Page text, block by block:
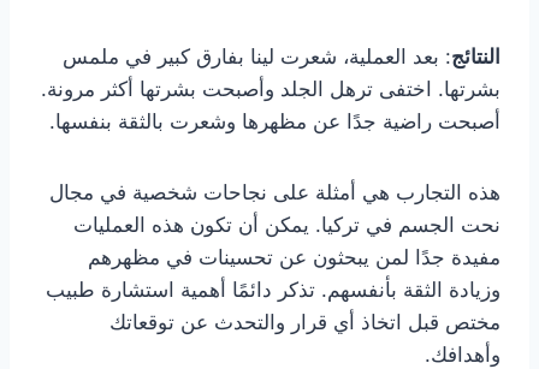
النتائج: بعد العملية، شعرت لينا بفارق كبير في ملمس
بشرتها. اختفى ترهل الجلد وأصبحت بشرتها أكثر مرونة.
أصبحت راضية جدًا عن مظهرها وشعرت بالثقة بنفسها.
هذه التجارب هي أمثلة على نجاحات شخصية في مجال
نحت الجسم في تركيا. يمكن أن تكون هذه العمليات
مفيدة جدًا لمن يبحثون عن تحسينات في مظهرهم
وزيادة الثقة بأنفسهم. تذكر دائمًا أهمية استشارة طبيب
مختص قبل اتخاذ أي قرار والتحدث عن توقعاتك
وأهدافك.